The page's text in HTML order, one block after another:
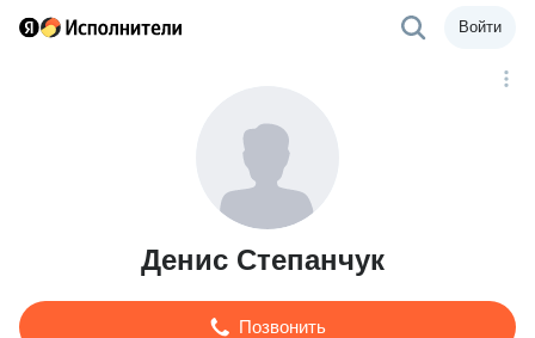
Войти
Денис Степанчук
Позвонить